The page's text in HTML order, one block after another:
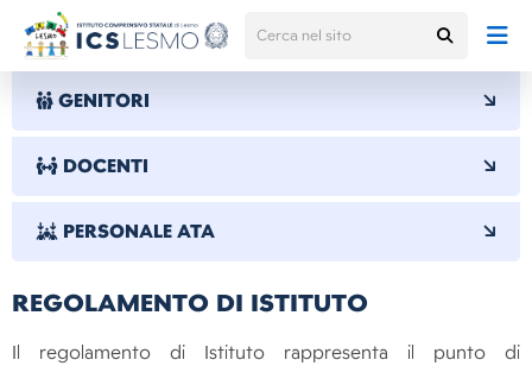
GENITORI
DOCENTI
PERSONALE ATA
REGOLAMENTO DI ISTITUTO
Il regolamento di Istituto rappresenta il punto di